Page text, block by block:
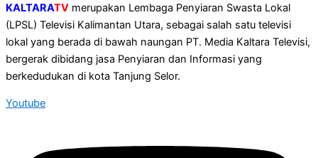
KALTARATV merupakan Lembaga Penyiaran Swasta Lokal
(LPSL) Televisi Kalimantan Utara, sebagai salah satu televisi
lokal yang berada di bawah naungan PT. Media Kaltara Televisi,
bergerak dibidang jasa Penyiaran dan Informasi yang
berkedudukan di kota Tanjung Selor.
Youtube